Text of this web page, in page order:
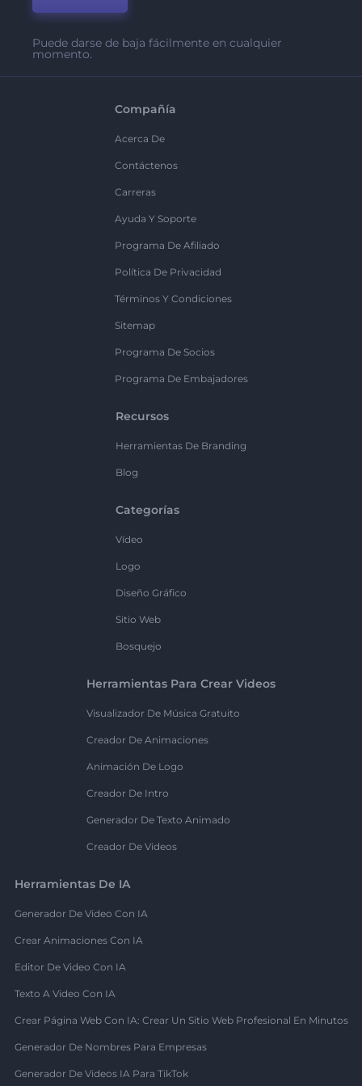
Puede darse de baja fácilmente en cualquier
momento.
Compañía
Acerca De
Contáctenos
Carreras
Ayuda Y Soporte
Programa De Afiliado
Política De Privacidad
Términos Y Condiciones
Sitemap
Programa De Socios
Programa De Embajadores
Recursos
Herramientas De Branding
Blog
Categorías
Vídeo
Logo
Diseño Gráfico
Sitio Web
Bosquejo
Herramientas Para Crear Videos
Visualizador De Música Gratuito
Creador De Animaciones
Animación De Logo
Creador De Intro
Generador De Texto Animado
Creador De Videos
Herramientas De IA
Generador De Video Con IA
Crear Animaciones Con IA
Editor De Video Con IA
Texto A Video Con IA
Crear Página Web Con IA: Crear Un Sitio Web Profesional En Minutos
Generador De Nombres Para Empresas
Generador De Videos IA Para TikTok